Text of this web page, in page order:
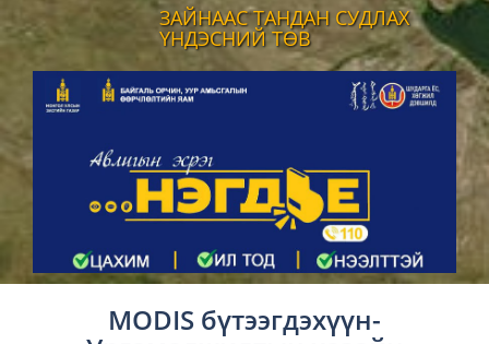
ЗАЙНААС ТАНДАН СУДЛАХ
ҮНДЭСНИЙ ТӨВ
MODIS бүтээгдэхүүн-